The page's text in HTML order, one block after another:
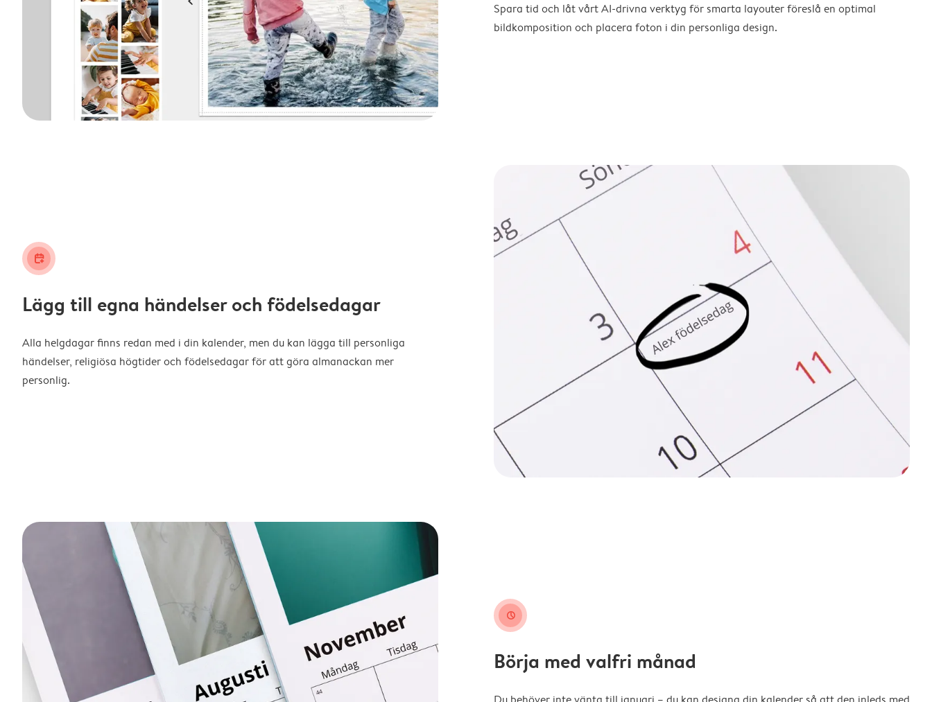
Spara tid och låt vårt AI-drivna verktyg för smarta layouter föreslå en optimal
bildkomposition och placera foton i din personliga design.
calendar_plus
Lägg till egna händelser och födelsedagar
Alla helgdagar finns redan med i din kalender, men du kan lägga till personliga
händelser, religiösa högtider och födelsedagar för att göra almanackan mer
personlig.
clock
Börja med valfri månad